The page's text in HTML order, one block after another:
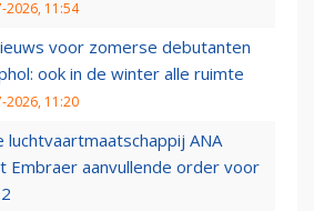
2026, 11:54
voor zomerse debutanten
ook in de winter alle ruimte
2026, 11:20
luchtvaartmaatschappij ANA
Embraer aanvullende order voor